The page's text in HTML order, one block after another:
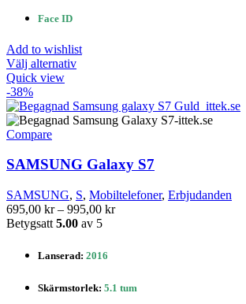
Face ID
Add to wishlist
Välj alternativDen
har
flera
olika
alternativen
kan
väljas
på
Quick view
-38%
Compare
SAMSUNG Galaxy S7
SAMSUNG, S, Mobiltelefoner, Erbjudanden
695,00 kr – 995,00 krPrisintervall:
Betygsatt 5.00 av 5
Lanserad: 2016
Skärmstorlek: 5.1 tum